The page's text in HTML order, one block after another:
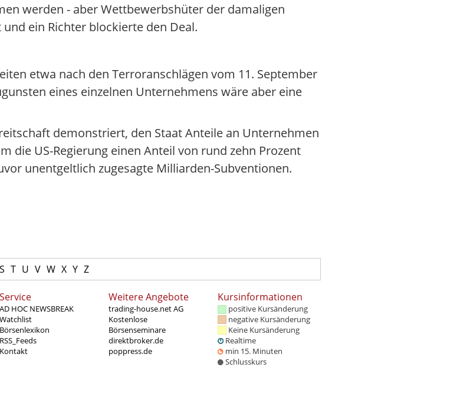
werden - aber Wettbewerbshüter der damaligen
ein Richter blockierte den Deal.
etwa nach den Terroranschlägen vom 11. September
eines einzelnen Unternehmens wäre aber eine
demonstriert, den Staat Anteile an Unternehmen
die US-Regierung einen Anteil von rund zehn Prozent
unentgeltlich zugesagte Milliarden-Subventionen.
S T U V W X Y Z
Service
AD HOC NEWSBREAK
Watchlist
Börsenlexikon
RSS_Feeds
Kontakt
Weitere Angebote
trading-house.net AG
Kostenlose
Börsenseminare
direktbroker.de
poppress.de
Kursinformationen
positive Kursänderung
negative Kursänderung
Keine Kursänderung
Realtime
min 15. Minuten
Schlusskurs